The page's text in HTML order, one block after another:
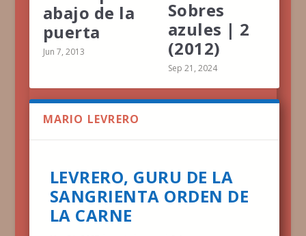
abajo de la
puerta
Jun 7, 2013
Sobres
azules | 2
(2012)
Sep 21, 2024
MARIO LEVRERO
LEVRERO, GURU DE LA
SANGRIENTA ORDEN DE
LA CARNE